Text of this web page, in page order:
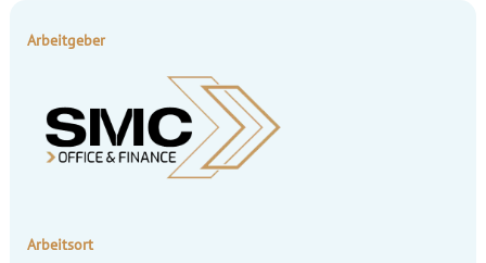
Arbeitgeber
Arbeitsort